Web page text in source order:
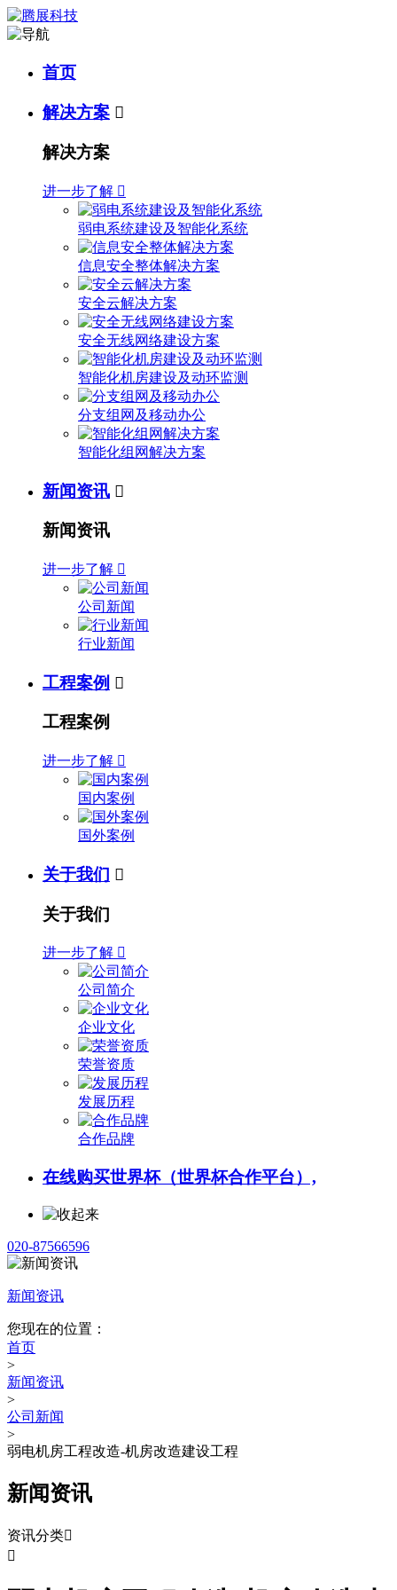
首页
解决方案 
解决方案
进一步了解 
弱电系统建设及智能化系统
信息安全整体解决方案
安全云解决方案
安全无线网络建设方案
智能化机房建设及动环监测
分支组网及移动办公
智能化组网解决方案
新闻资讯 
新闻资讯
进一步了解 
公司新闻
行业新闻
工程案例 
工程案例
进一步了解 
国内案例
国外案例
关于我们 
关于我们
进一步了解 
公司简介
企业文化
荣誉资质
发展历程
合作品牌
在线购买世界杯（世界杯合作平台）,
020-87566596
新闻资讯
您现在的位置：
首页
>
新闻资讯
>
公司新闻
>
弱电机房工程改造-机房改造建设工程
新闻资讯
资讯分类
